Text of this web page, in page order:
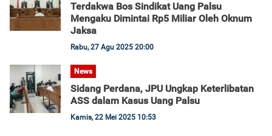
Terdakwa Bos Sindikat Uang Palsu
Mengaku Dimintai Rp5 Miliar Oleh Oknum
Jaksa
Rabu, 27 Agu 2025 20:00
News
Sidang Perdana, JPU Ungkap Keterlibatan
ASS dalam Kasus Uang Palsu
Kamis, 22 Mei 2025 10:53